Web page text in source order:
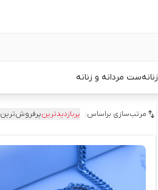
زنانهست مردانه و زنانه
مرتب‌سازی براساس: پربازدیدترینپرفروش‌ترین